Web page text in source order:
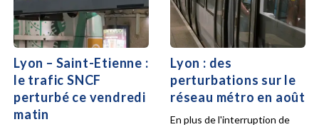
Lyon – Saint-Etienne :
le trafic SNCF
perturbé ce vendredi
matin
Lyon : des
perturbations sur le
réseau métro en août
En plus de l'interruption de